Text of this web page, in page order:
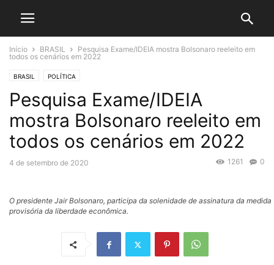
Início BRASIL
Pesquisa Exame/IDEIA mostra Bolsonaro reeleito em
todos os cenários em 2022
BRASIL POLÍTICA
Pesquisa Exame/IDEIA
mostra Bolsonaro reeleito em
todos os cenários em 2022
4 de setembro de 2020 0
1261
O presidente Jair Bolsonaro, participa da solenidade de assinatura da medida
provisória da liberdade econômica.